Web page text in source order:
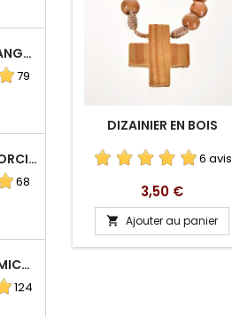
CHAPELET D'ÉVANGÉLISATION
79
HUILE BÉNITE EXORCISÉE
68
HUILE DE SAINT MICHEL ARCHANGE
124
DIZAINIER EN BOIS
6 avis
Prix
3,50 €
 Ajouter au panier